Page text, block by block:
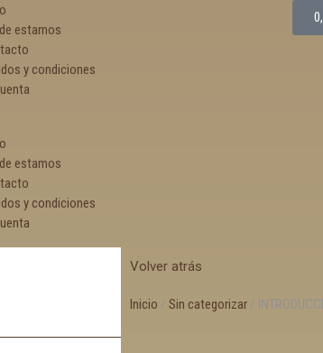
estamos
y condiciones
estamos
y condiciones
Volver atrás
Inicio / Sin categorizar /